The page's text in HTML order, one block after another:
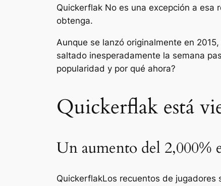
Quickerflak No es una excepción a esa
obtenga.
Aunque se lanzó originalmente en 2015,
saltado inesperadamente la semana
popularidad y por qué ahora?
Quickerflak está
Un aumento del 2,000%
QuickerflakLos recuentos de jugadores